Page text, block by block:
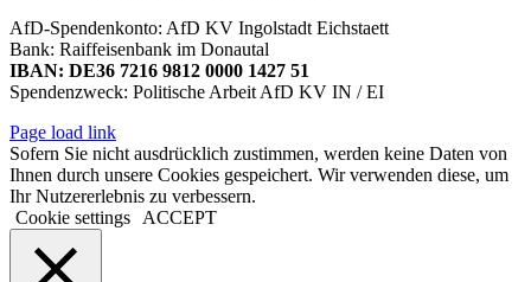
AfD-Spendenkonto: AfD KV Ingolstadt Eichstaett
Bank: Raiffeisenbank im Donautal
IBAN: DE36 7216 9812 0000 1427 51
Spendenzweck: Politische Arbeit AfD KV IN / EI
Page load link
Sofern Sie nicht ausdrücklich zustimmen, werden keine Daten von
Ihnen durch unsere Cookies gespeichert. Wir verwenden diese, um
Ihr Nutzererlebnis zu verbessern.
Cookie settings
ACCEPT